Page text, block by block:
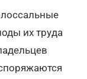
их труда